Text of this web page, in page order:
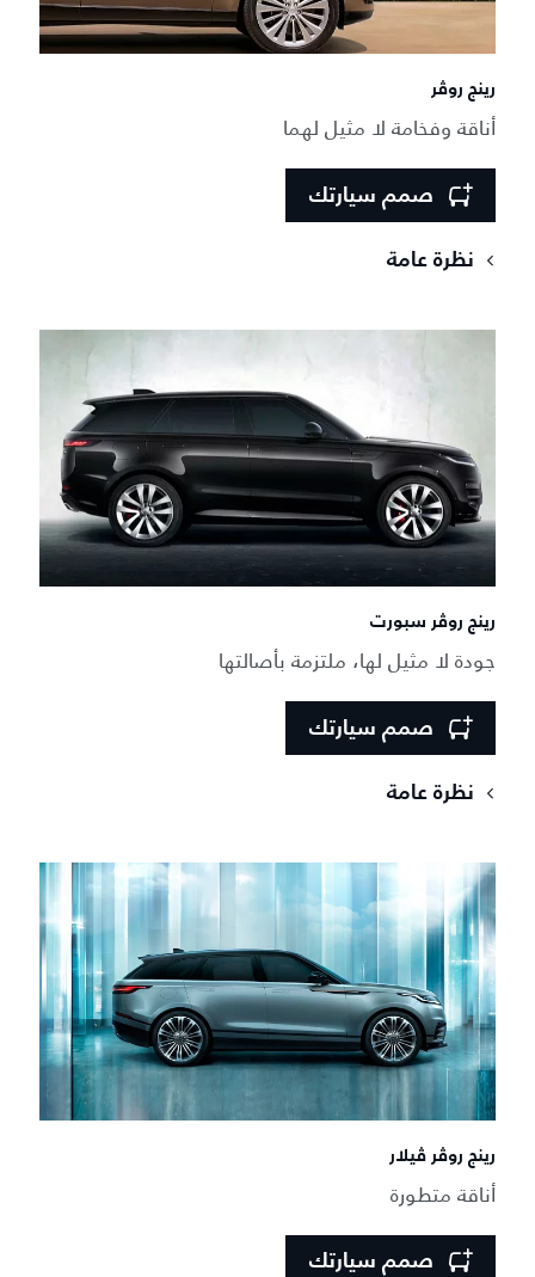
رينج روڤر
أناقة وفخامة لا مثيل لهما
صمم سيارتك
نظرة عامة
رينج روڤر سبورت
جودة لا مثيل لها، ملتزمة بأصالتها
صمم سيارتك
نظرة عامة
رينج روڤر ڤيلار
أناقة متطورة
صمم سيارتك